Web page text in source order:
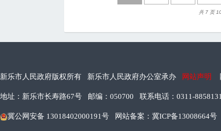
共 7 页